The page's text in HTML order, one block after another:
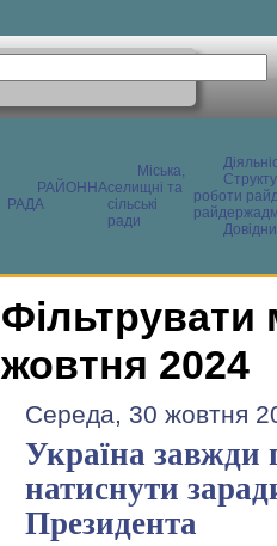
РАЙОННА
РАДА
Міська,
селищні та
сільські
ради
роботи
Фільтрувати
жовтня 2024
Середа, 30 жовтня
Україна завжди
натиснути
Президента